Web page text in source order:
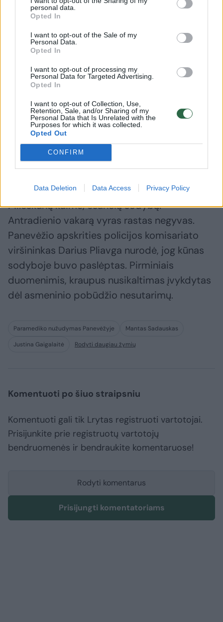
personal data.
Opted In
I want to opt-out of the Sale of my
Personal Data.
Opted In
I want to opt-out of processing my
Personal Data for Targeted Advertising.
Opted In
I want to opt-out of Collection, Use,
Retention, Sale, and/or Sharing of my
Personal Data that Is Unrelated with the
Purposes for which it was collected.
Opted Out
CONFIRM
Data Deletion Data Access Privacy Policy
Laisvu nuo darbo laiku batutų nuoma
užsiimdavęs 31-erių M. Sadauskas, įtariama,
pirmadienio rytą buvo įviliotas į spąstus:
feisbuke gavo žinutę, kad neva skubiai
reikalingas batutas Paliukų kaimo apylinkėse
(Panevėžio raj.), kur vyks vaikų darželio
šventė. Tačiau nei šventės, nei apskritai vaikų
darželio šiose apylinkėse nebuvo, o netrukus
„užsakovės“ anketa buvo pašalinta.
galiausiai atvedė į Panevėžio rajone,
Mileškūnų kaime, esančią sodybą.
Antradienio vakarą vyras rastas negyvas.
Panevėžio apskrities policijos komisariato
viršininkas Darius Pliavga nurodė, jog kūnas
sodyboje buvo paslėptas. Pirminiais
duomenimis, kraupus nusikaltimas įvykdytas
dėl asmeninio pobūdžio nesutarimų.
Paramediko nužudymas Panevėžyje
Mantas Sadauskas
Justina Gaigalaitė
Rodyti daugiau žymių
Komentuoti po šiuo straipsniu
Komentuoti gali tik Lrytas registruoti vartotojai.
Prisijunkite prie registruotų vartotojų
bendruomenės ir bendraukite komentaruose!
Rodyti komentarus
Prisijungti komentatoriams